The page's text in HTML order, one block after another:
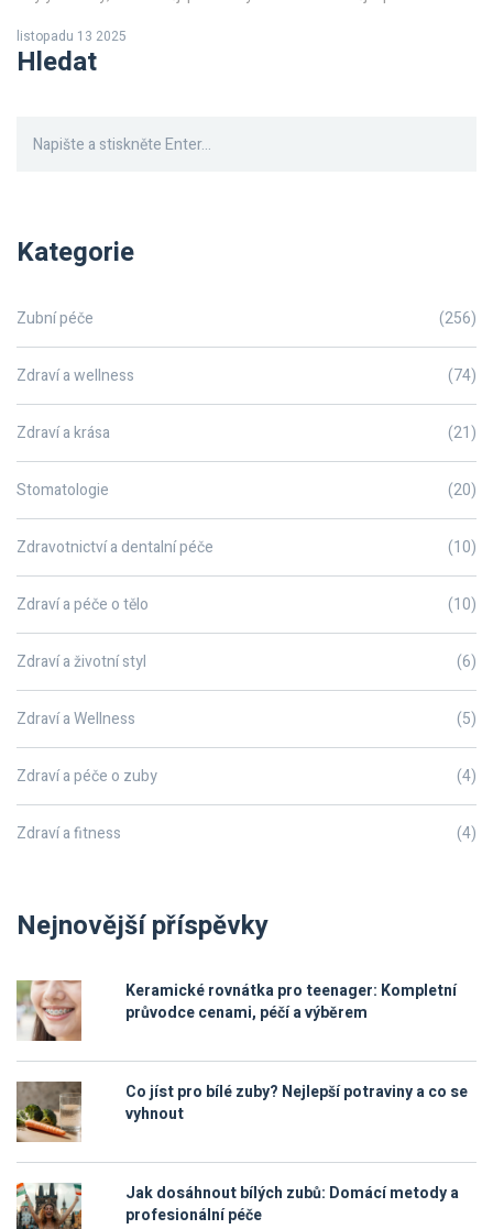
listopadu 13 2025
Hledat
Kategorie
Zubní péče (256)
Zdraví a wellness (74)
Zdraví a krása (21)
Stomatologie (20)
Zdravotnictví a dentalní péče (10)
Zdraví a péče o tělo (10)
Zdraví a životní styl (6)
Zdraví a Wellness (5)
Zdraví a péče o zuby (4)
Zdraví a fitness (4)
Nejnovější příspěvky
Keramické rovnátka pro teenager: Kompletní
průvodce cenami, péčí a výběrem
Co jíst pro bílé zuby? Nejlepší potraviny a co se
vyhnout
Jak dosáhnout bílých zubů: Domácí metody a
profesionální péče